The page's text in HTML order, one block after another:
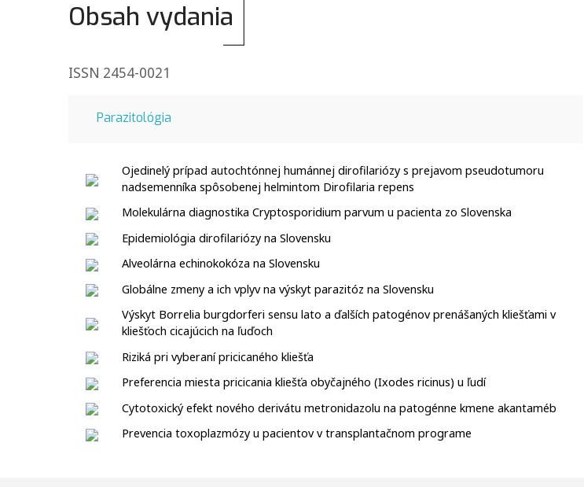
Obsah vydania
ISSN 2454-0021
Parazitológia
Ojedinelý prípad autochtónnej humánnej dirofilariózy s prejavom pseudotumoru
nadsemenníka spôsobenej helmintom Dirofilaria repens
Molekulárna diagnostika Cryptosporidium parvum u pacienta zo Slovenska
Epidemiológia dirofilariózy na Slovensku
Alveolárna echinokokóza na Slovensku
Globálne zmeny a ich vplyv na výskyt parazitóz na Slovensku
Výskyt Borrelia burgdorferi sensu lato a ďalších patogénov prenášaných kliešťami v
kliešťoch cicajúcich na ľuďoch
Riziká pri vyberaní pricicaného kliešťa
Preferencia miesta pricicania kliešťa obyčajného (Ixodes ricinus) u ľudí
Cytotoxický efekt nového derivátu metronidazolu na patogénne kmene akantaméb
Prevencia toxoplazmózy u pacientov v transplantačnom programe